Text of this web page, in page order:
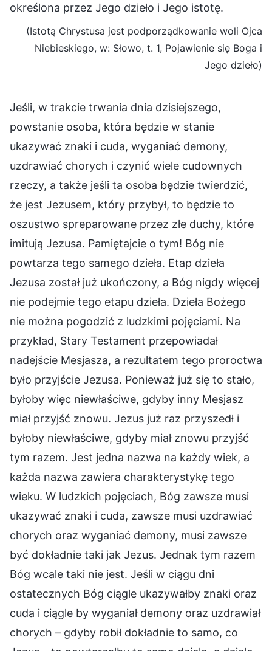
określona przez Jego dzieło i Jego istotę.
(Istotą Chrystusa jest podporządkowanie woli Ojca
Niebieskiego, w: Słowo, t. 1, Pojawienie się Boga i
Jego dzieło)
Jeśli, w trakcie trwania dnia dzisiejszego,
powstanie osoba, która będzie w stanie
ukazywać znaki i cuda, wyganiać demony,
uzdrawiać chorych i czynić wiele cudownych
rzeczy, a także jeśli ta osoba będzie twierdzić,
że jest Jezusem, który przybył, to będzie to
oszustwo spreparowane przez złe duchy, które
imitują Jezusa. Pamiętajcie o tym! Bóg nie
powtarza tego samego dzieła. Etap dzieła
Jezusa został już ukończony, a Bóg nigdy więcej
nie podejmie tego etapu dzieła. Dzieła Bożego
nie można pogodzić z ludzkimi pojęciami. Na
przykład, Stary Testament przepowiadał
nadejście Mesjasza, a rezultatem tego proroctwa
było przyjście Jezusa. Ponieważ już się to stało,
byłoby więc niewłaściwe, gdyby inny Mesjasz
miał przyjść znowu. Jezus już raz przyszedł i
byłoby niewłaściwe, gdyby miał znowu przyjść
tym razem. Jest jedna nazwa na każdy wiek, a
każda nazwa zawiera charakterystykę tego
wieku. W ludzkich pojęciach, Bóg zawsze musi
ukazywać znaki i cuda, zawsze musi uzdrawiać
chorych oraz wyganiać demony, musi zawsze
być dokładnie taki jak Jezus. Jednak tym razem
Bóg wcale taki nie jest. Jeśli w ciągu dni
ostatecznych Bóg ciągle ukazywałby znaki oraz
cuda i ciągle by wyganiał demony oraz uzdrawiał
chorych – gdyby robił dokładnie to samo, co